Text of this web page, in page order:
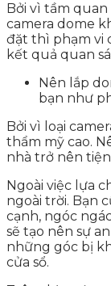
Bởi vì tầm
camera dome
đặt thì phạm vi
kết quả quan
Nên lắp
bạn như
Bởi vì loại
thẩm mỹ cao.
nhà trở nên
Ngoài việc lựa
ngoài trời. Bạn
cạnh, ngóc
sẽ tạo nên sự
những góc bị
cửa sổ.